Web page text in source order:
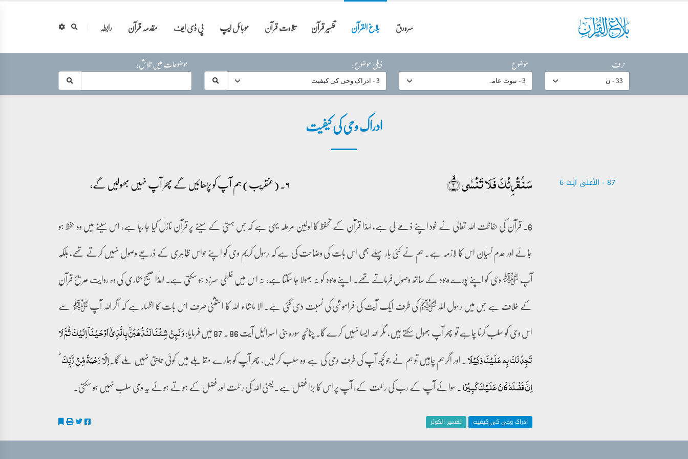
سرورق بلاغ القرآن تفسیر قرآن تلاوت قرآن موبائل ایپ پی ڈی ایف مقدمہ قرآن
رابطہ
حرف
موضوع ذیلی موضوع: موضوعات میں تلاش:
ادراک وحی کی کیفیت
87 - ‎الأعلى آیت 6 سَنُقۡرِئُکَ فَلَا تَنۡسٰۤی ۙ﴿۶﴾ ۶۔ (عنقریب) ہم آپ کو پڑھائیں گے پھر آپ نہیں بھولیں گے،
6۔ قرآن کی حفاظت اللہ تعالیٰ نے خود اپنے ذمے لی ہے، لہٰذا قرآن کے تحفظ کا اولین مرحلہ یہی ہے کہ جس ہستی کے سینے پر قرآن نازل کیا جا رہا ہے، اس سینے میں وہ حفظ ہو
جائے اور عدم نسیان اس کا لازمہ ہے۔ ہم نے کئی بار پہلے بھی اس بات کی وضاحت کی ہے کہ رسول کریم وحی کو اپنے حواس ظاہری کے ذریعے وصول نہیں کرتے تھے، بلکہ
آپ ﷺ وحی کو اپنے پورے وجود کے ساتھ وصول فرماتے تھے۔ اپنے وجود کو نہ بھولا جا سکتا ہے، نہ اس میں غلطی سرزد ہو سکتی ہے۔ لہٰذا صحیح بخاری کی وہ روایت صریح قرآن
کے خلاف ہے جس میں رسول اللہ ﷺ کی طرف ایک آیت کی فراموشی کی نسبت دی گئی ہے۔ الا ماشاء اللہ کا استثنیٰ صرف اس بات کا اظہار ہے کہ اگر اللہ آپ ﷺ سے
اس وحی کو سلب کرنا چاہے تو پھر آپ بھول سکتے ہیں، مگر اللہ ایسا نہیں کرے گا۔ چنانچہ سورہ بنی اسرائیل آیت 86 ۔ 87 میں فرمایا:
وَ لَئِنۡ شِئۡنَا لَنَذۡہَبَنَّ بِالَّذِیۡۤ اَوۡحَیۡنَاۤ اِلَیۡکَ ثُمَّ لَا
تَجِدُ لَکَ بِہٖ عَلَیۡنَا وَکِیۡلًا۔ اور اگر ہم چاہیں تو ہم نے جو کچھ آپ کی طرف وحی کی ہے وہ سلب کر لیں، پھر آپ کو ہمارے مقابلے میں کوئی حمایتی نہیں ملے گا۔اِلَّا رَحۡمَۃً مِّنۡ رَّبِّکَ ؕ
اِنَّ فَضۡلَہٗ کَانَ عَلَیۡکَ کَبِیۡرًا۔ سوائے آپ کے رب کی رحمت کے، آپ پر اس کا بڑا فضل ہے۔ یعنی اللہ کی رحمت اور فضل کے ہوتے ہوئے یہ وحی سلب نہیں ہو سکتی۔
ادراک وحی کی کیفیت تفسیر الکوثر